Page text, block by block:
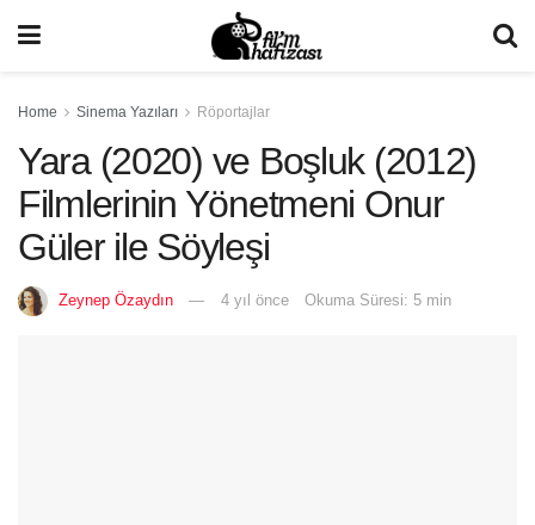
Home Sinema Yazıları Röportajlar
Yara (2020) ve Boşluk (2012)
Filmlerinin Yönetmeni Onur
Güler ile Söyleşi
Zeynep Özaydın 4 yıl önce Okuma Süresi: 5 min